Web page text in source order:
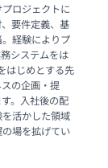
ロジェクトに
要件定義、基
経験によりプ
システムをは
はじめとする先
の企画・提
。入社後の配
活かした領域
場を拡げてい